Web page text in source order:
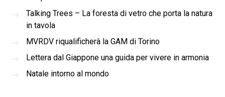
Talking Trees – La foresta di vetro che porta la natura
in tavola
MVRDV riqualificherà la GAM di Torino
Lettera dal Giappone una guida per vivere in armonia
Natale intorno al mondo